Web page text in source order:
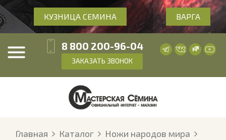
КУЗНИЦА СЕМИНА ВАРГА
8 800 200-96-04
ЗАКАЗАТЬ ЗВОНОК
Главная Каталог
Ножи народов мира